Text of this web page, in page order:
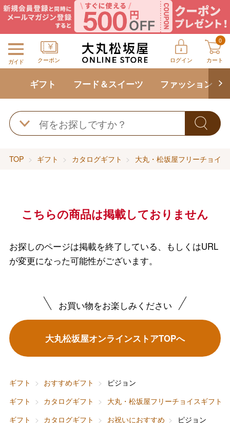
ガイド クーポン ログイン
0
カート
ギフト フード＆スイーツ ファッション
TOP ギフト カタログギフト 大丸・松坂屋フリーチョイ
こちらの商品は掲載しておりません
お探しのページは掲載を終了している、もしくはURL
が変更になった可能性がございます。
お買い物をお楽しみください
大丸松坂屋オンラインストアTOPへ
ギフト おすすめギフト
ピジョン
ギフト
カタログギフト
大丸・松坂屋フリーチョイスギフト
ギフト
カタログギフト お祝いにおすすめ
ピジョン